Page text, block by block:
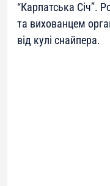
“Карпатська Січ”.
та вихованцем
від кулі снайпера.